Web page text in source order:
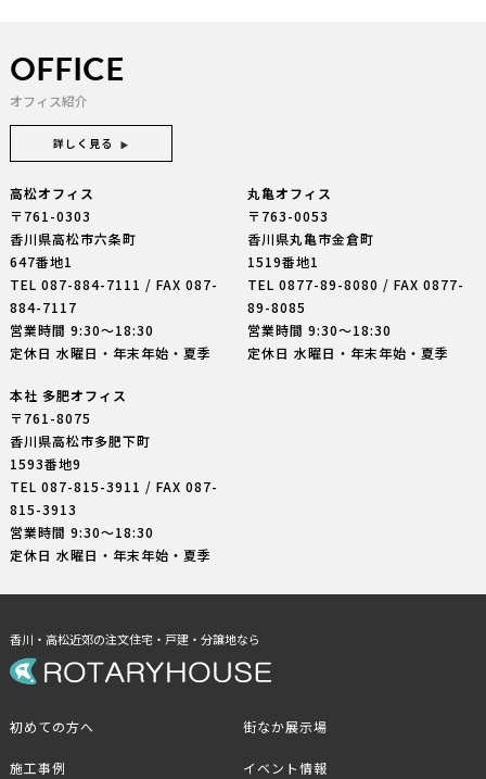
OFFICE
オフィス紹介
詳しく見る
高松オフィス
〒761-0303
香川県高松市六条町
647番地1
TEL 087-884-7111 / FAX 087-
884-7117
営業時間 9:30〜18:30
定休日 水曜日・年末年始・夏季
丸亀オフィス
〒763-0053
香川県丸亀市金倉町
1519番地1
TEL0877-89-8080 / FAX 0877-
89-8085
営業時間 9:30〜18:30
定休日 水曜日・年末年始・夏季
本社 多肥オフィス
〒761-8075
香川県高松市多肥下町
1593番地9
TEL 087-815-3911 / FAX 087-
815-3913
営業時間 9:30〜18:30
定休日 水曜日・年末年始・夏季
香川・高松近郊の注文住宅・戸建・分譲地なら
初めての方へ
施工事例
街なか展示場
イベント情報